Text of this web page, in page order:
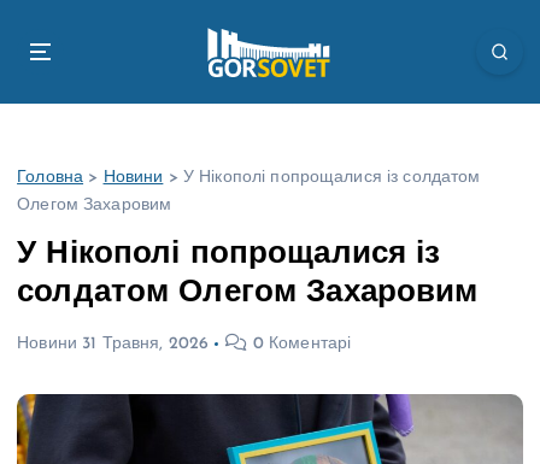
Головна > Новини > У Нікополі попрощалися із солдатом
Олегом Захаровим
У Нікополі попрощалися із
солдатом Олегом Захаровим
Новини 31 Травня, 2026 0 Коментарі